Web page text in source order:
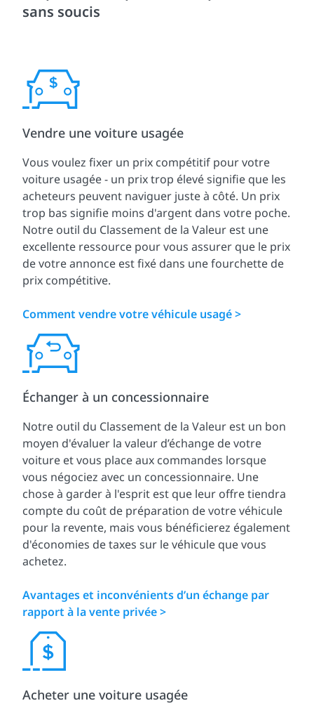
sans soucis
Vendre une voiture usagée
Vous voulez fixer un prix compétitif pour votre
voiture usagée - un prix trop élevé signifie que les
acheteurs peuvent naviguer juste à côté. Un prix
trop bas signifie moins d'argent dans votre poche.
Notre outil du Classement de la Valeur est une
excellente ressource pour vous assurer que le prix
de votre annonce est fixé dans une fourchette de
prix compétitive.
Comment vendre votre véhicule usagé >
Échanger à un concessionnaire
Notre outil du Classement de la Valeur est un bon
moyen d'évaluer la valeur d’échange de votre
voiture et vous place aux commandes lorsque
vous négociez avec un concessionnaire. Une
chose à garder à l'esprit est que leur offre tiendra
compte du coût de préparation de votre véhicule
pour la revente, mais vous bénéficierez également
d'économies de taxes sur le véhicule que vous
achetez.
Avantages et inconvénients d’un échange par
rapport à la vente privée >
Acheter une voiture usagée